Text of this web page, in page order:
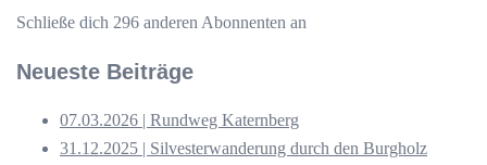
Schließe dich 296 anderen Abonnenten an
Neueste Beiträge
07.03.2026 | Rundweg Katernberg
31.12.2025 | Silvesterwanderung durch den Burgholz